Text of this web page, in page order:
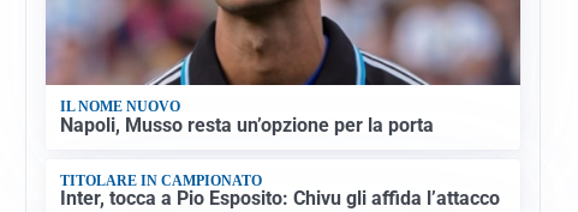
IL NOME NUOVO
Napoli, Musso resta un’opzione per la porta
TITOLARE IN CAMPIONATO
Inter, tocca a Pio Esposito: Chivu gli affida l’attacco